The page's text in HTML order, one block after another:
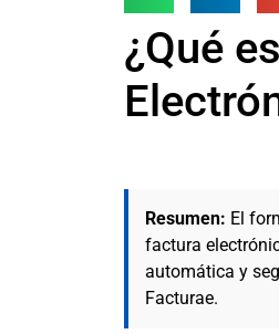
¿Qué
Resumen: El
factura
automática y
Facturae.